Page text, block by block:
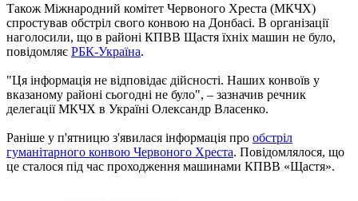
Також Міжнародний комітет Червоного Хреста (МКЧХ)
спростував обстріл свого конвою на Донбасі. В організації
наголосили, що в районі КПВВ Щастя їхніх машин не було,
повідомляє РБК-Україна.
"Ця інформація не відповідає дійсності. Наших конвоїв у
вказаному районі сьогодні не було", – зазначив речник
делегації МКЧХ в Україні Олександр Власенко.
Раніше у п'ятницю з'явилася інформація про обстріл
гуманітарного конвою Червоного Хреста. Повідомлялося, що
це сталося під час проходження машинами КПВВ «Щастя».